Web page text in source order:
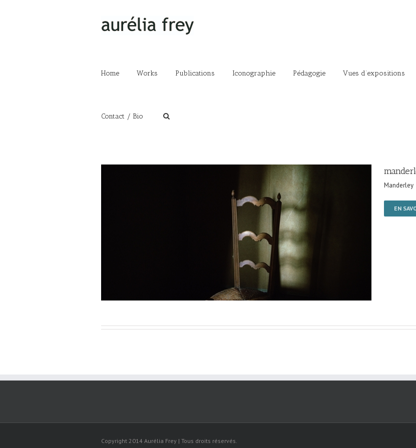
Home Works Publications Iconographie Pédagogie Vues d’expositions
Contact / Bio
Manderley
EN
Copyright 2014 Aurélia Frey | Tous droits réservés.